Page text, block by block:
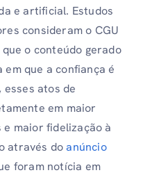
e artificial. Estudos
consideram o CGU
o conteúdo gerado
em que a confiança é
esses atos de
em maior
e maior fidelização à
através doanúncio
foram notícia em